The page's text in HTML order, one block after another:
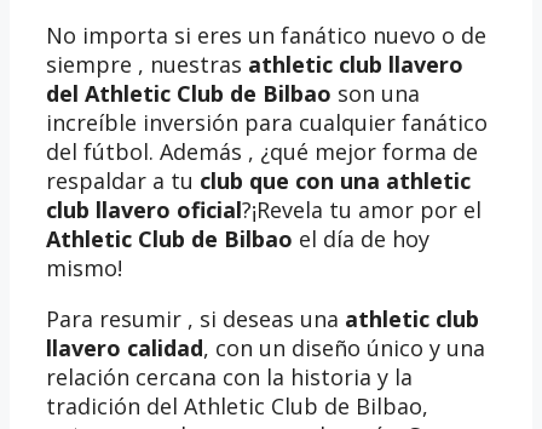
No importa si eres un fanático nuevo o de
siempre , nuestras athletic club llavero
del Athletic Club de Bilbao son una
increíble inversión para cualquier fanático
del fútbol. Además , ¿qué mejor forma de
respaldar a tu club que con una athletic
club llavero oficial?¡Revela tu amor por el
Athletic Club de Bilbao el día de hoy
mismo!
Para resumir , si deseas una athletic club
llavero calidad, con un diseño único y una
relación cercana con la historia y la
tradición del Athletic Club de Bilbao,